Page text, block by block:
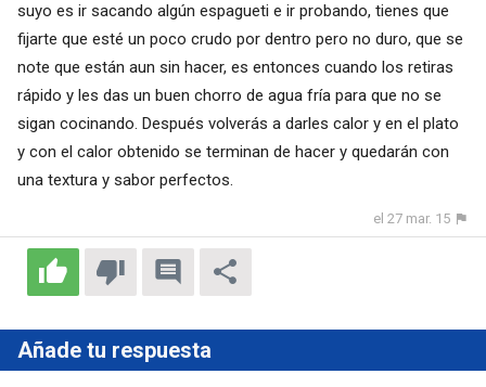
suyo es ir sacando algún espagueti e ir probando, tienes que
fijarte que esté un poco crudo por dentro pero no duro, que se
note que están aun sin hacer, es entonces cuando los retiras
rápido y les das un buen chorro de agua fría para que no se
sigan cocinando. Después volverás a darles calor y en el plato
y con el calor obtenido se terminan de hacer y quedarán con
una textura y sabor perfectos.
el 27 mar. 15
Añade tu respuesta